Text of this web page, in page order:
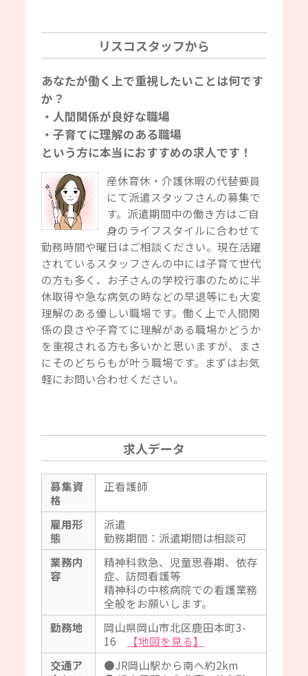
リスコスタッフから
あなたが働く上で重視したいことは何です
か？
・人間関係が良好な職場
・子育てに理解のある職場
という方に本当におすすめの求人です！
産休育休・介護休暇の代替要員
にて派遣スタッフさんの募集で
す。派遣期間中の働き方はご自
身のライフスタイルに合わせて
勤務時間や曜日はご相談ください。現在活躍
されているスタッフさんの中には子育て世代
の方も多く、お子さんの学校行事のために半
休取得や急な病気の時などの早退等にも大変
理解のある優しい職場です。働く上で人間関
係の良さや子育てに理解がある職場かどうか
を重視される方も多いかと思いますが、まさ
にそのどちらもが叶う職場です。まずはお気
軽にお問い合わせください。
求人データ
募集資
格
正看護師
雇用形
態
派遣
勤務期間：派遣期間は相談可
業務内
容
精神科救急、児童思春期、依存
症、訪問看護等
精神科の中核病院での看護業務
全般をお願いします。
勤務地
岡山県岡山市北区鹿田本町3-
16
【地図を見る】
交通ア
●JR岡山駅から南へ約2km